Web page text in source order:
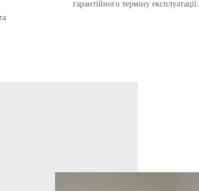
гарантійного терміну експлуатації.